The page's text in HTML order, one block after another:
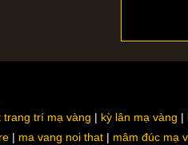
trang trí mạ vàng kỳ lân mạ vàng
ma vang noi that mâm đúc mạ